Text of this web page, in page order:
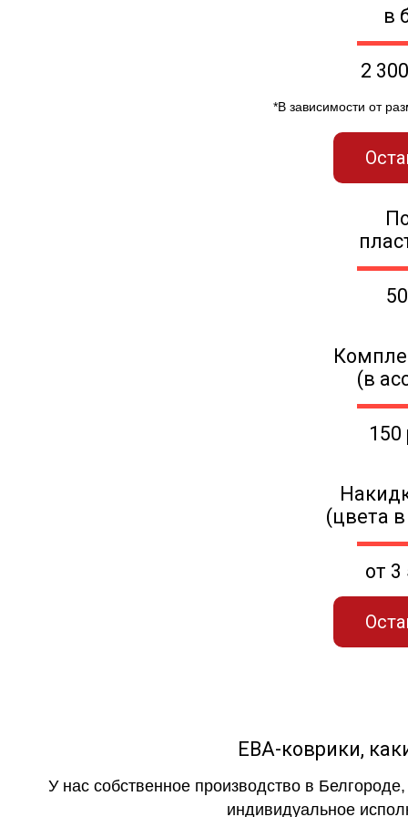
в
2
*В зависимости от
(в
(цвета
от 3
ЕВА-коврики,
У нас собственное производство в
индивидуальное